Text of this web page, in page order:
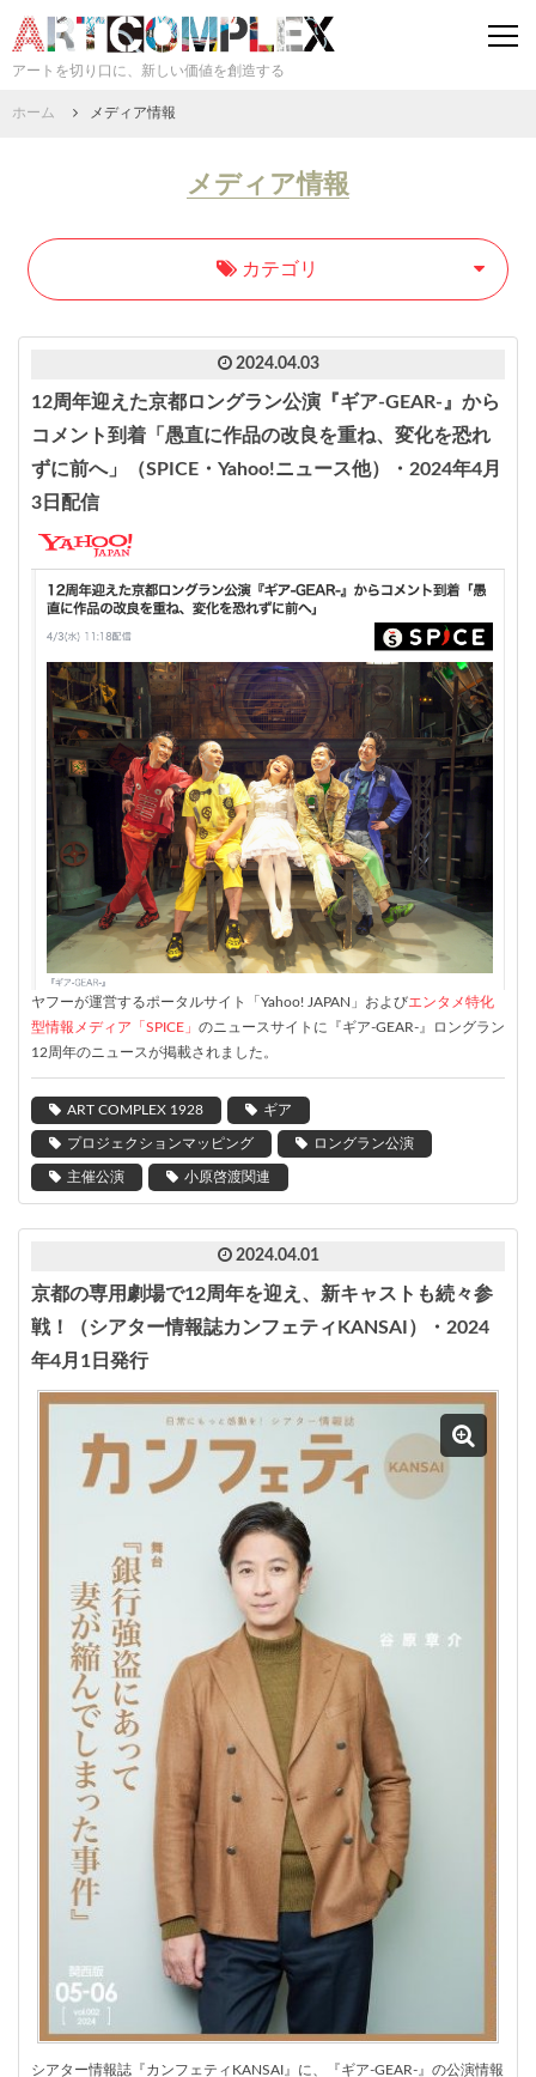
アートを切り口に、新しい価値を創造する
ホーム メディア情報
メディア情報
カテゴリ
2024.04.03
12周年迎えた京都ロングラン公演『ギア-GEAR-』から
コメント到着「愚直に作品の改良を重ね、変化を恐れ
ずに前へ」（SPICE・Yahoo!ニュース他）・2024年4月
3日配信
ヤフーが運営するポータルサイト「Yahoo! JAPAN」およびエンタメ特化
型情報メディア「 SPICE 」 のニュースサイトに『ギア-GEAR-』ロングラン
12周年のニュースが掲載されました。
ART COMPLEX 1928 ギア
プロジェクションマッピング ロングラン公演
主催公演 小原啓渡関連
2024.04.01
京都の専用劇場で12周年を迎え、新キャストも続々参
戦！（シアター情報誌カンフェティKANSAI）・2024
年4月1日発行
シアター情報誌『カンフェティ KANSAI 』に、『ギア-GEAR- 』の公演情報